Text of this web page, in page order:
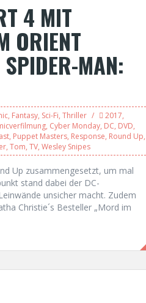
4 MIT
ORIENT
MAN:
, Fantasy, Sci-Fi, Thriller 2017,
, Cyber Monday, DC, DVD,
, Puppet Masters, Response, Round Up,
, Tom, TV, Wesley Snipes
Up zusammengesetzt, um mal
stand dabei der DC-
unsicher macht. Zudem
Christie´s Besteller „Mord im